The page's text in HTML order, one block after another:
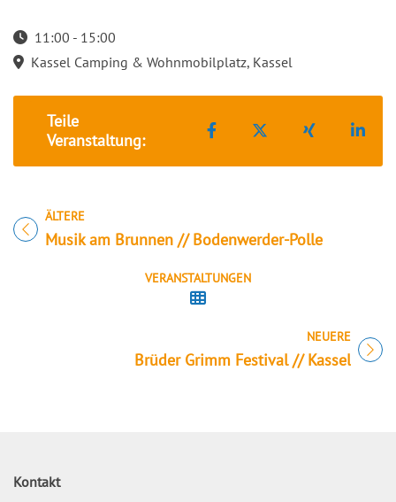
11:00 - 15:00
Startzeit: 11:00
Kassel Camping & Wohnmobilplatz, Kassel
Teile
Veranstaltung:
Teilen auf Facebook
Teilen auf XTeilen auf
ÄLTERE
Titel für Veranstaltung
Musik am Brunnen // Bodenwerder-Polle
VERANSTALTUNGEN
NEUERE
Titel für Veranstaltung
Brüder Grimm Festival // Kassel
Kontakt